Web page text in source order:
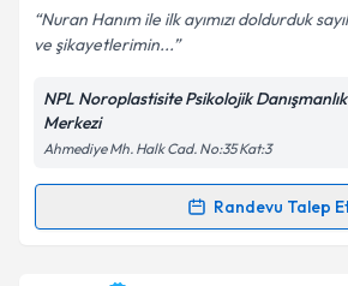
E-posta Adresiniz
Metni'ni okudum ve kişisel
kapsamda işlenmesini kabul
Nuran Hanım ile ilk ayımızı doldurduk
ve şikayetlerimin...
NPL Noroplastisite Psikolojik Danışmanlık
Merkezi
Ahmediye Mh. Halk Cad. No:35 Kat:3
Randevu Talep
Randevu Takvimi Talebi